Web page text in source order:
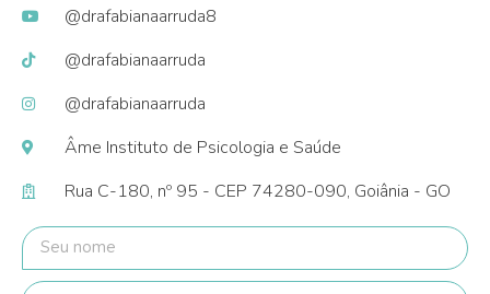
@drafabianaarruda8
@drafabianaarruda
@drafabianaarruda
Âme Instituto de Psicologia e Saúde
Rua C-180, nº 95 - CEP 74280-090, Goiânia - GO